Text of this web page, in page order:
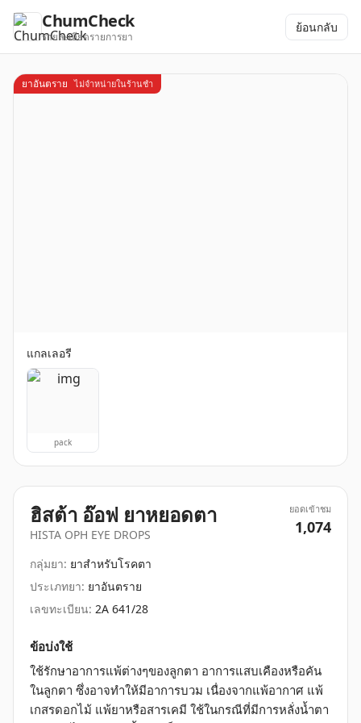
ChumCheck
รายละเอียดรายการยา
ย้อนกลับ
ยาอันตราย ไม่จำหน่ายในร้านชำ
แกลเลอรี
pack
ฮิสต้า อ๊อฟ ยาหยอดตา
HISTA OPH EYE DROPS
ยอดเข้าชม
1,074
กลุ่มยา: ยาสำหรับโรคตา
ประเภทยา: ยาอันตราย
เลขทะเบียน: 2A 641/28
ข้อบ่งใช้
ใช้รักษาอาการแพ้ต่างๆของลูกตา อาการแสบเคืองหรือคัน
ในลูกตา ซึ่งอาจทำให้มีอาการบวม เนื่องจากแพ้อากาศ แพ้
เกสรดอกไม้ แพ้ยาหรือสารเคมี ใช้ในกรณีที่มีการหลั่งน้ำตา